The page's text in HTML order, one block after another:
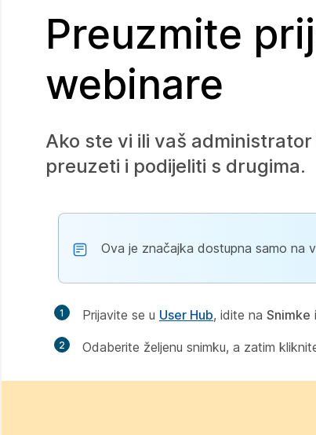
Preuzmite
webinare
Ako ste vi ili vaš
preuzeti i podijeliti s drugima.
Ova je značajka dostupna samo na
1 Prijavite se u User Hub, idite na Snimke
2 Odaberite željenu snimku, a zatim